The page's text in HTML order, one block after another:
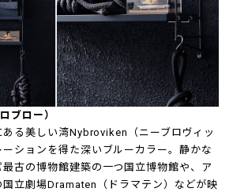
ブロー）
る美しい湾Nybroviken（ニーブロヴィッ
ションを得た深いブルーカラー。静かな
古の博物館建築の一つ国立博物館や、ア
立劇場Dramaten（ドラマテン）などが映